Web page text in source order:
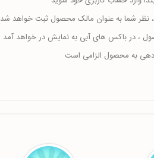
، نظر شما به عنوان مالک محصول ثبت خواهد شد
، در باکس های آبی به نمایش در خواهد آمد
دهی به محصول الزامی است